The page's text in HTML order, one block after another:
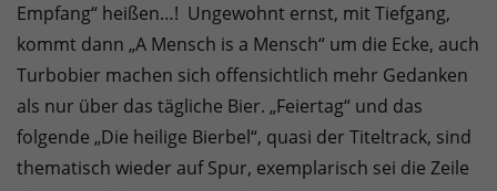
Empfang“ heißen…! Ungewohnt ernst, mit Tiefgang,
kommt dann „A Mensch is a Mensch“ um die Ecke, auch
Turbobier machen sich offensichtlich mehr Gedanken
als nur über das tägliche Bier. „Feiertag“ und das
folgende „Die heilige Bierbel“, quasi der Titeltrack, sind
thematisch wieder auf Spur, exemplarisch sei die Zeile